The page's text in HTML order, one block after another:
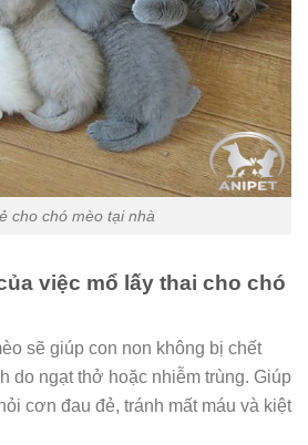
cho chó mèo tại nhà
việc mổ lấy thai cho chó
sẽ giúp con non không bị chết
do ngạt thở hoặc nhiễm trùng. Giúp
cơn đau đẻ, tránh mất máu và kiệt